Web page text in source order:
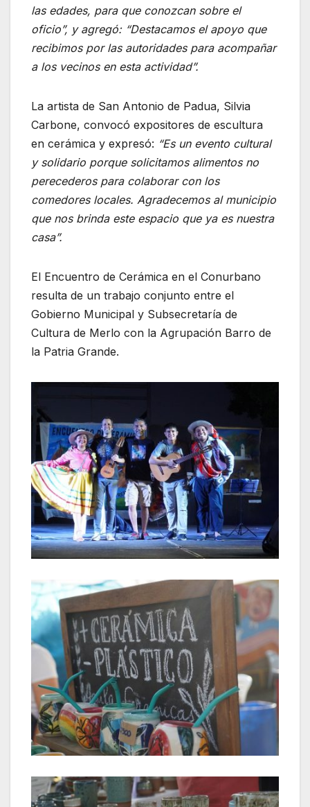
las edades, para que conozcan sobre el
oficio”, y agregó: “Destacamos el apoyo que
recibimos por las autoridades para acompañar
a los vecinos en esta actividad”.
La artista de San Antonio de Padua, Silvia
Carbone, convocó expositores de escultura
en cerámica y expresó: “Es un evento cultural
y solidario porque solicitamos alimentos no
perecederos para colaborar con los
comedores locales. Agradecemos al municipio
que nos brinda este espacio que ya es nuestra
casa”.
El Encuentro de Cerámica en el Conurbano
resulta de un trabajo conjunto entre el
Gobierno Municipal y Subsecretaría de
Cultura de Merlo con la Agrupación Barro de
la Patria Grande.